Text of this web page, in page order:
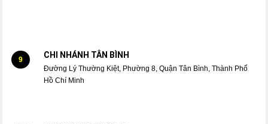
9 CHI NHÁNH TÂN BÌNH
Đường Lý Thường Kiệt, Phường 8, Quận Tân Bình, Thành Phố
Hồ Chí Minh